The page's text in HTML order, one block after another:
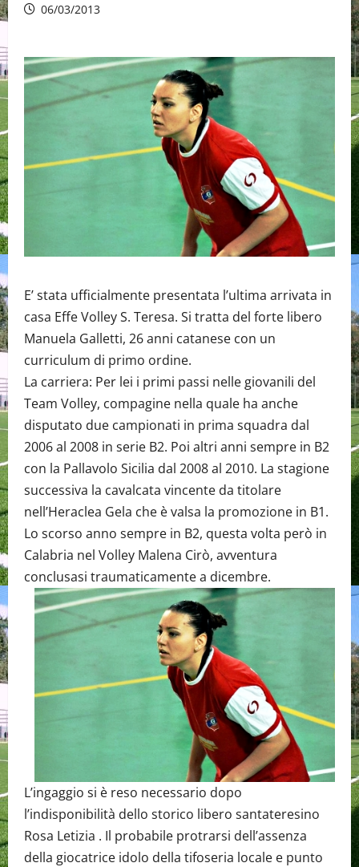
06/03/2013
E’ stata ufficialmente presentata l’ultima arrivata in
casa Effe Volley S. Teresa. Si tratta del forte libero
Manuela Galletti, 26 anni catanese con un
curriculum di primo ordine.
La carriera: Per lei i primi passi nelle giovanili del
Team Volley, compagine nella quale ha anche
disputato due campionati in prima squadra dal
2006 al 2008 in serie B2. Poi altri anni sempre in B2
con la Pallavolo Sicilia dal 2008 al 2010. La stagione
successiva la cavalcata vincente da titolare
nell’Heraclea Gela che è valsa la promozione in B1.
Lo scorso anno sempre in B2, questa volta però in
Calabria nel Volley Malena Cirò, avventura
conclusasi traumaticamente a dicembre.
L’ingaggio si è reso necessario dopo
l’indisponibilità dello storico libero santateresino
Rosa Letizia . Il probabile protrarsi dell’assenza
della giocatrice idolo della tifoseria locale e punto